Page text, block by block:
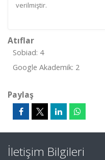
verilmiştir.
Atıflar
Sobiad: 4
Google Akademik: 2
Paylaş
İletişim Bilgileri